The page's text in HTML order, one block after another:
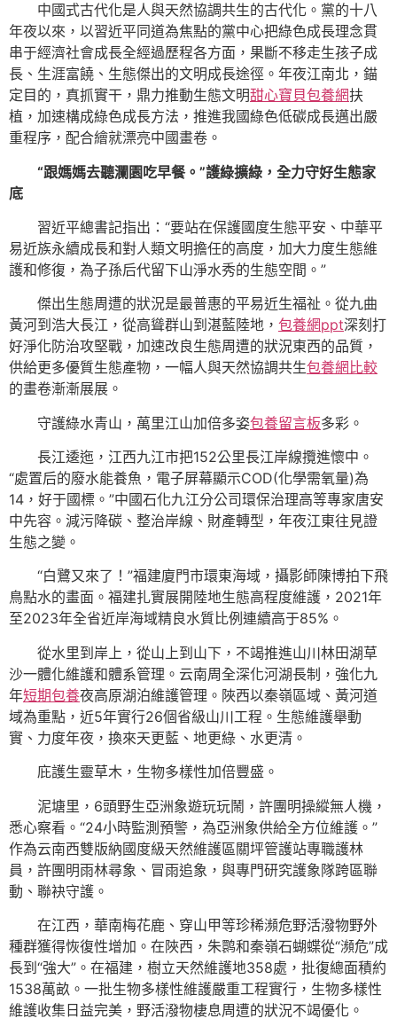
中國式古代化是人與天然協調共生的古代化。黨的十八
年夜以來，以習近平同道為焦點的黨中心把綠色成長理念貫
串于經濟社會成長全經過歷程各方面，果斷不移走生孩子成
長、生涯富饒、生態傑出的文明成長途徑。年夜江南北，錨
定目的，真抓實干，鼎力推動生態文明甜心寶貝包養網扶
植，加速構成綠色成長方法，推進我國綠色低碳成長邁出嚴
重程序，配合繪就漂亮中國畫卷。
“跟媽媽去聽瀾園吃早餐。”護綠擴綠，全力守好生態家
底
習近平總書記指出：“要站在保護國度生態平安、中華平
易近族永續成長和對人類文明擔任的高度，加大力度生態維
護和修復，為子孫后代留下山淨水秀的生態空間。”
傑出生態周遭的狀況是最普惠的平易近生福祉。從九曲
黃河到浩大長江，從高聳群山到湛藍陸地， 包養網ppt深刻打
好淨化防治攻堅戰，加速改良生態周遭的狀況東西的品質，
供給更多優質生態產物，一幅人與天然協調共生包養網比較
的畫卷漸漸展展。
守護綠水青山，萬里江山加倍多姿包養留言板多彩。
長江逶迤，江西九江市把152公里長江岸線攬進懷中。
“處置后的廢水能養魚，電子屏幕顯示COD(化學需氧量)為
14，好于國標。”中國石化九江分公司環保治理高等專家唐安
中先容。減污降碳、整治岸線、財產轉型，年夜江東往見證
生態之變。
“白鷺又來了！”福建廈門市環東海域，攝影師陳博拍下飛
鳥點水的畫面。福建扎實展開陸地生態高程度維護，2021年
至2023年全省近岸海域精良水質比例連續高于85%。
從水里到岸上，從山上到山下，不竭推進山川林田湖草
沙一體化維護和體系管理。云南周全深化河湖長制，強化九
年短期包養夜高原湖泊維護管理。陜西以秦嶺區域、黃河道
域為重點，近5年實行26個省級山川工程。生態維護舉動
實、力度年夜，換來天更藍、地更綠、水更清。
庇護生靈草木，生物多樣性加倍豐盛。
泥塘里，6頭野生亞洲象遊玩玩鬧，許團明操縱無人機，
悉心察看。“24小時監測預警，為亞洲象供給全方位維護。”
作為云南西雙版納國度級天然維護區關坪管護站專職護林
員，許團明雨林尋象、冒雨追象，與專門研究護象隊跨區聯
動、聯袂守護。
在江西，華南梅花鹿、穿山甲等珍稀瀕危野活潑物野外
種群獲得恢復性增加。在陜西，朱鹮和秦嶺石蝴蝶從“瀕危”成
長到“強大”。在福建，樹立天然維護地358處，批復總面積約
1538萬畝。一批生物多樣性維護嚴重工程實行，生物多樣性
維護收集日益完美，野活潑物棲息周遭的狀況不竭優化。